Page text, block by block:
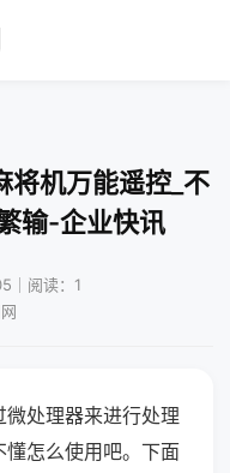
将机万能遥控_不
输-企业快讯
｜阅读：1
处理器来进行处理
怎么使用吧。下面